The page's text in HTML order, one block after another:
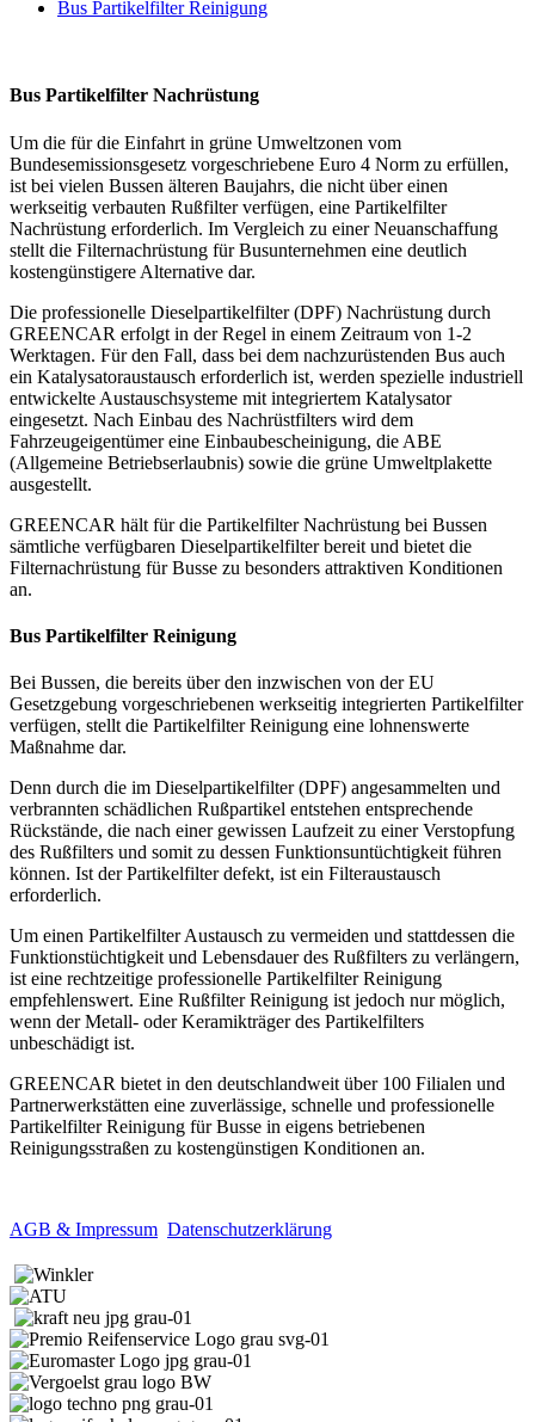
Bus Partikelfilter Reinigung
Bus Partikelfilter Nachrüstung
Um die für die Einfahrt in grüne Umweltzonen vom
Bundesemissionsgesetz vorgeschriebene Euro 4 Norm zu erfüllen,
ist bei vielen Bussen älteren Baujahrs, die nicht über einen
werkseitig verbauten Rußfilter verfügen, eine Partikelfilter
Nachrüstung erforderlich. Im Vergleich zu einer Neuanschaffung
stellt die Filternachrüstung für Busunternehmen eine deutlich
kostengünstigere Alternative dar.
Die professionelle Dieselpartikelfilter (DPF) Nachrüstung durch
GREENCAR erfolgt in der Regel in einem Zeitraum von 1-2
Werktagen. Für den Fall, dass bei dem nachzurüstenden Bus auch
ein Katalysatoraustausch erforderlich ist, werden spezielle industriell
entwickelte Austauschsysteme mit integriertem Katalysator
eingesetzt. Nach Einbau des Nachrüstfilters wird dem
Fahrzeugeigentümer eine Einbaubescheinigung, die ABE
(Allgemeine Betriebserlaubnis) sowie die grüne Umweltplakette
ausgestellt.
GREENCAR hält für die Partikelfilter Nachrüstung bei Bussen
sämtliche verfügbaren Dieselpartikelfilter bereit und bietet die
Filternachrüstung für Busse zu besonders attraktiven Konditionen
an.
Bus Partikelfilter Reinigung
Bei Bussen, die bereits über den inzwischen von der EU
Gesetzgebung vorgeschriebenen werkseitig integrierten Partikelfilter
verfügen, stellt die Partikelfilter Reinigung eine lohnenswerte
Maßnahme dar.
Denn durch die im Dieselpartikelfilter (DPF) angesammelten und
verbrannten schädlichen Rußpartikel entstehen entsprechende
Rückstände, die nach einer gewissen Laufzeit zu einer Verstopfung
des Rußfilters und somit zu dessen Funktionsuntüchtigkeit führen
können. Ist der Partikelfilter defekt, ist ein Filteraustausch
erforderlich.
Um einen Partikelfilter Austausch zu vermeiden und stattdessen die
Funktionstüchtigkeit und Lebensdauer des Rußfilters zu verlängern,
ist eine rechtzeitige professionelle Partikelfilter Reinigung
empfehlenswert. Eine Rußfilter Reinigung ist jedoch nur möglich,
wenn der Metall- oder Keramikträger des Partikelfilters
unbeschädigt ist.
GREENCAR bietet in den deutschlandweit über 100 Filialen und
Partnerwerkstätten eine zuverlässige, schnelle und professionelle
Partikelfilter Reinigung für Busse in eigens betriebenen
Reinigungsstraßen zu kostengünstigen Konditionen an.
AGB & Impressum Datenschutzerklärung